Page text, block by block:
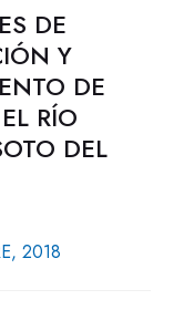
DE
Y
DE
RÍO
DEL
2018